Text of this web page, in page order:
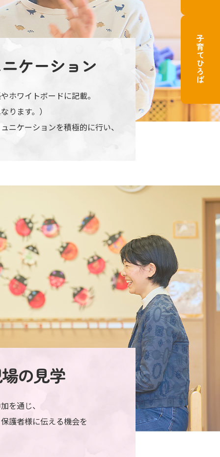
ケーション
ホワイトボードに記載。
ります。）
ニケーションを積極的に行い、
の見学
を通じ、
護者様に伝える機会を
子育てひろば